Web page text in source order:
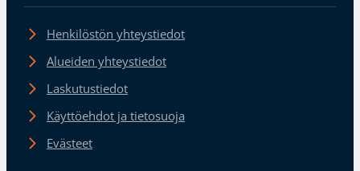
Henkilöstön yhteystiedot
Alueiden yhteystiedot
Laskutustiedot
Käyttöehdot ja tietosuoja
Evästeet